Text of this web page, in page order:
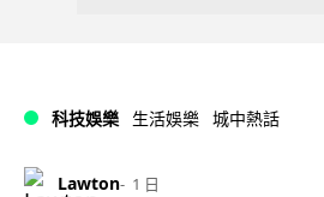
科技娛樂 生活娛樂 城中熱話
Lawton 1 日